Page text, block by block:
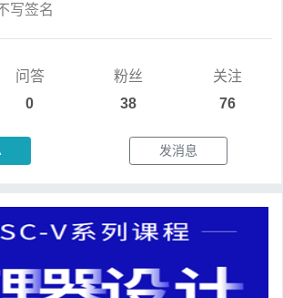
写签名
问答
0
粉丝
38
关注
76
发消息